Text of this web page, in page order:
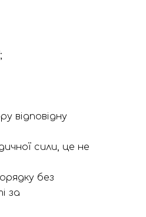
відповідну
сили, це не
без
за